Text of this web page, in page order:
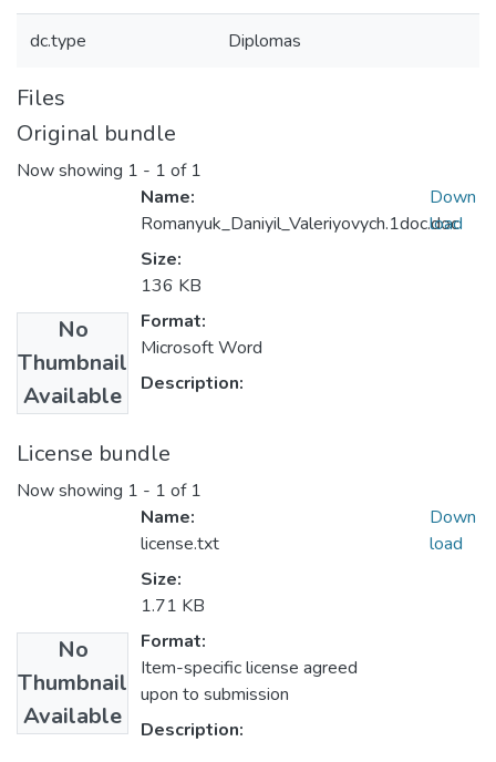
dc.type Diplomas
Files
Original bundle
Now showing 1 - 1 of 1
No
Thumbnail
Available
Name:
Romanyuk_Daniyil_Valeriyovych.1doc.doc
Size:
136 KB
Format:
Microsoft Word
Description:
Down
load
License bundle
Now showing 1 - 1 of 1
No
Thumbnail
Available
Name:
license.txt
Size:
1.71 KB
Format:
Item-specific license agreed
upon to submission
Description:
Down
load